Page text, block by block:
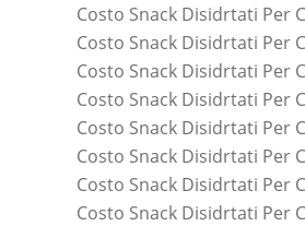
Costo Snack Disidrtati Per
Costo Snack Disidrtati Per
Costo Snack Disidrtati Per
Costo Snack Disidrtati Per
Costo Snack Disidrtati Per
Costo Snack Disidrtati Per
Costo Snack Disidrtati Per
Costo Snack Disidrtati Per